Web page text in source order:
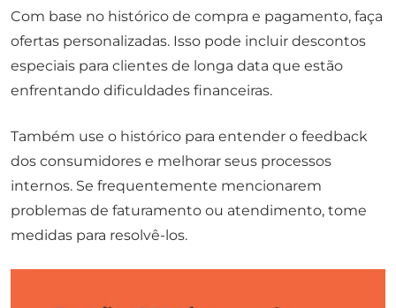
Com base no histórico de compra e pagamento, faça
ofertas personalizadas. Isso pode incluir descontos
especiais para clientes de longa data que estão
enfrentando dificuldades financeiras.
Também use o histórico para entender o feedback
dos consumidores e melhorar seus processos
internos. Se frequentemente mencionarem
problemas de faturamento ou atendimento, tome
medidas para resolvê-los.